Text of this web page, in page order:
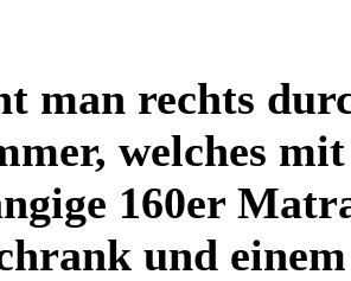
man rechts
welches
160er
und